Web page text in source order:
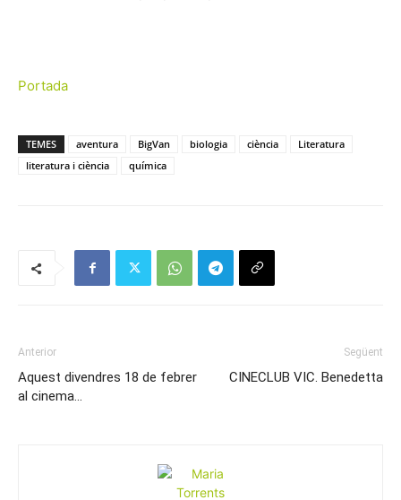
Portada
TEMES aventura BigVan biologia ciència
Literatura
literatura i ciència
química
Anterior
Aquest divendres 18 de febrer
al cinema…
Següent
CINECLUB VIC. Benedetta